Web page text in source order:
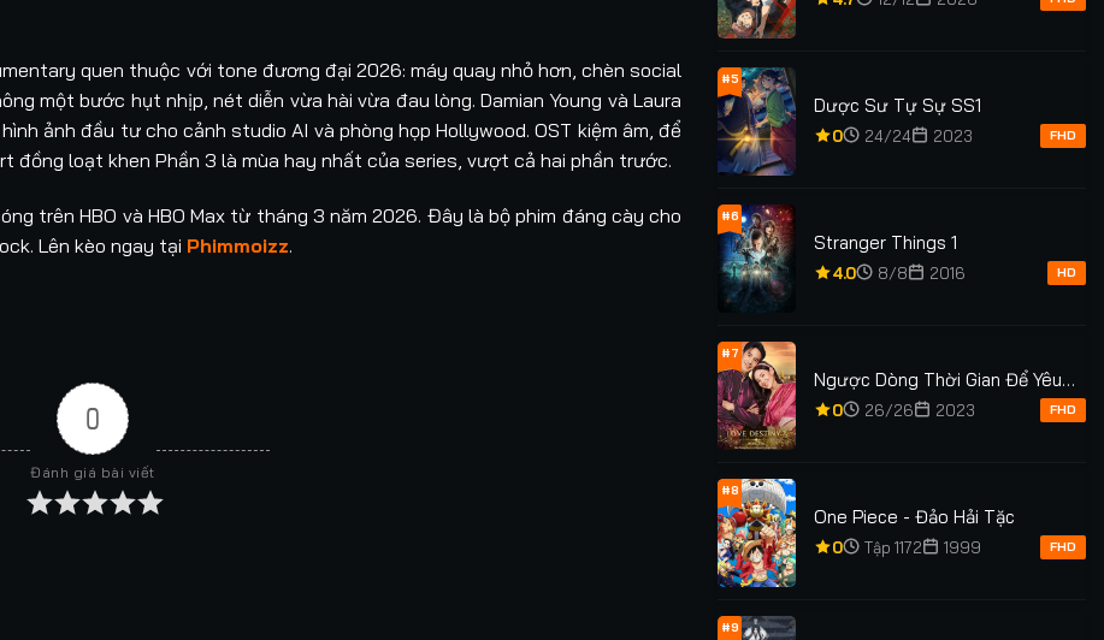
quen thuộc với tone đương đại 2026: máy quay nhỏ hơn, chèn social
một bước hụt nhịp, nét diễn vừa hài vừa đau lòng. Damian Young và Laura
ảnh đầu tư cho cảnh studio AI và phòng họp Hollywood. OST kiệm âm, để
đồng loạt khen Phần 3 là mùa hay nhất của series, vượt cả hai phần trước.
trên HBO và HBO Max từ tháng 3 năm 2026. Đây là bộ phim đáng cày cho
Lên kèo ngay tại Phimmoizz.
0
Đánh giá bài viết
#5
Dược Sư Tự Sự SS1
0 24/24 2023 FHD
#6
Stranger Things 1
4.0 8/8 2016 HD
#7
Ngược Dòng Thời Gian Để Yêu
Anh Phần 2
0 26/26 2023 FHD
#8
One Piece - Đảo Hải Tặc
0 Tập 1172 1999 FHD
#9